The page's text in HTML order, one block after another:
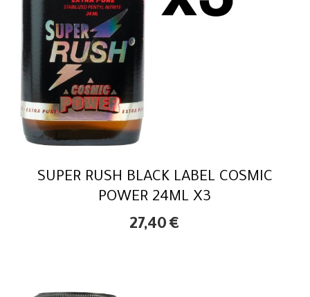
SUPER RUSH BLACK LABEL COSMIC
POWER 24ML X3
27,40 €